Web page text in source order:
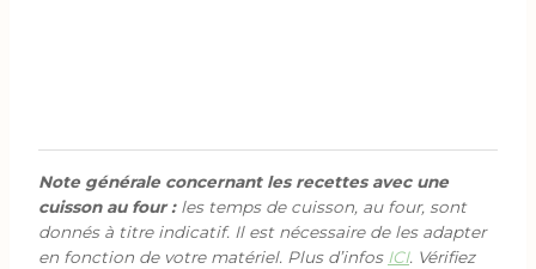
Note générale concernant les recettes avec une
cuisson au four :les temps de cuisson, au four, sont
donnés à titre indicatif. Il est nécessaire de les adapter
en fonction de votre matériel. Plus d’infos ICI. Vérifiez